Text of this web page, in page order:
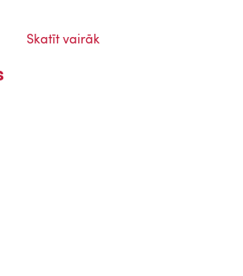
Skatīt vairāk